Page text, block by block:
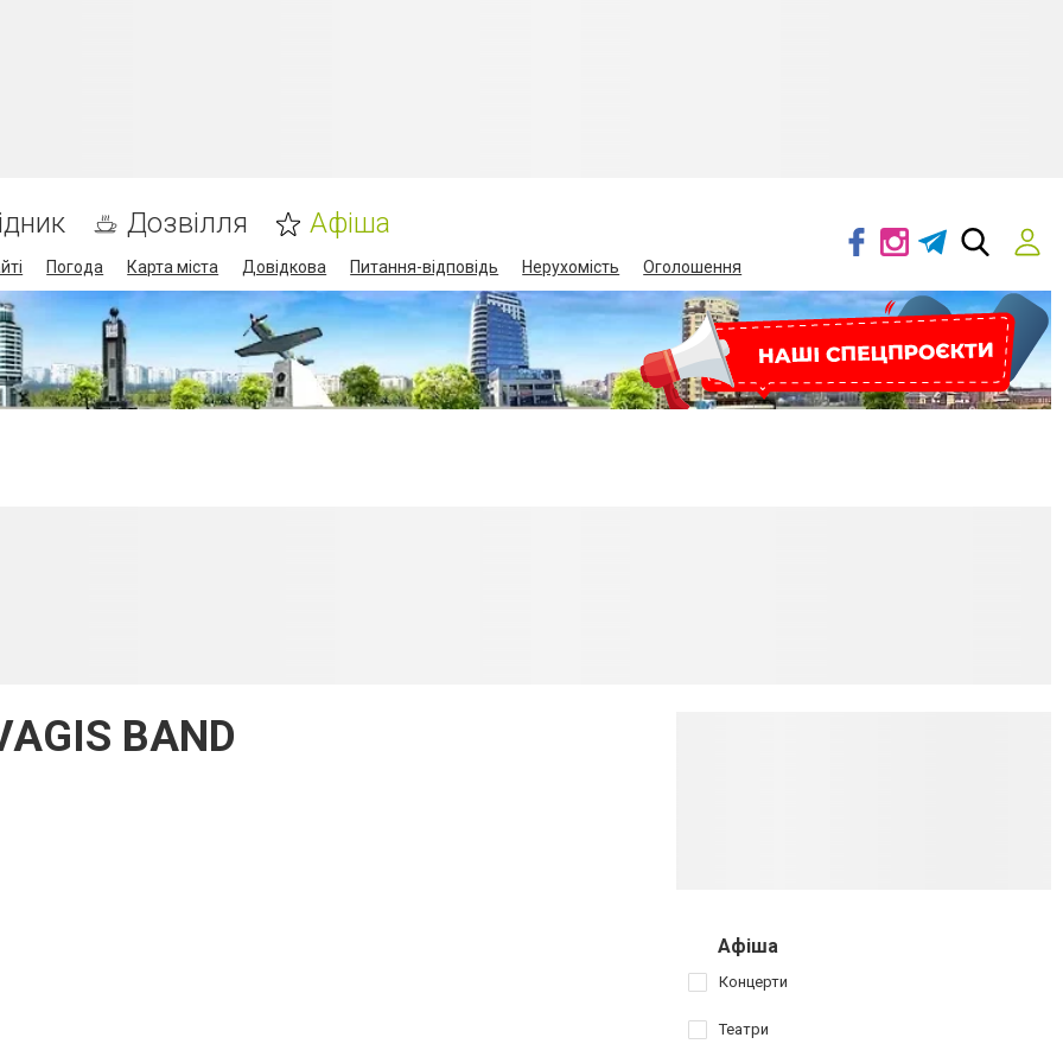
Дозвілля Афіша
Погода Карта міста Довідкова Питання-відповідь Нерухомість Оголошення
BAND
Афіша
Концерти
Театри